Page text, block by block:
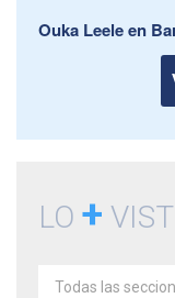
Ouka Leele en
LO +
Todas las